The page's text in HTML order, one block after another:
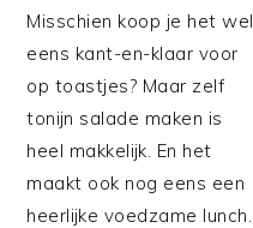
Misschien koop je het wel
eens kant-en-klaar voor
op toastjes? Maar zelf
tonijn salade maken is
heel makkelijk. En het
maakt ook nog eens een
heerlijke voedzame lunch.